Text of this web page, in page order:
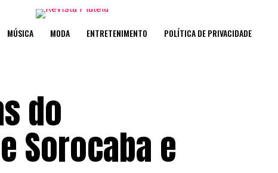
MÚSICA MODA ENTRETENIMENTO POLÍTICA DE PRIVACIDADE
do
Sorocaba e